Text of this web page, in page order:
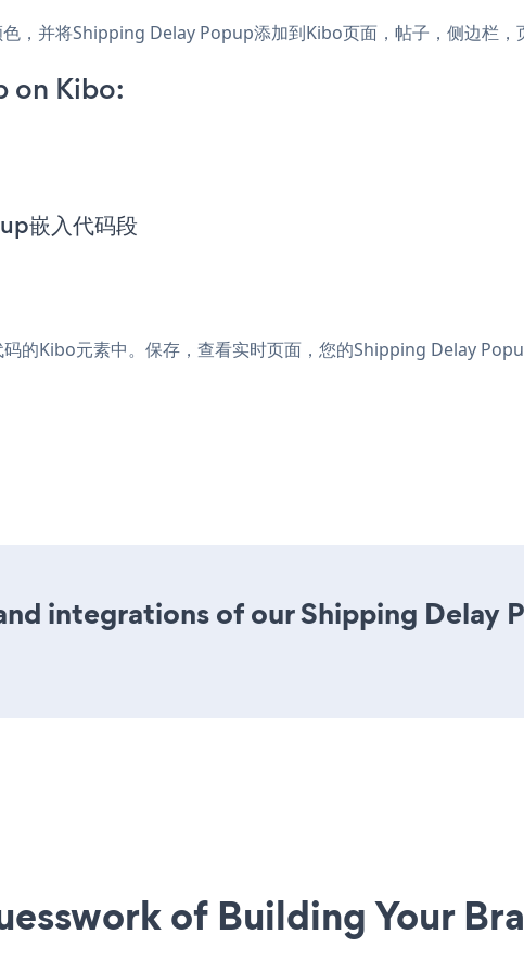
并将Shipping Delay Popup添加到Kibo页面，帖子，侧边栏，
on Kibo:
嵌入代码段
Kibo元素中。保存，查看实时页面，您的Shipping Delay
integrations of our Shipping Delay
of Building Your